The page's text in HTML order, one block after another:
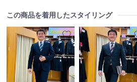
この商品を着用したスタイリング